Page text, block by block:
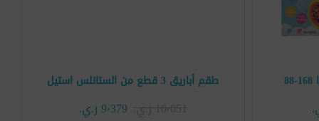
طقم أباريق 3 قطع من الستانلس استيل
10٬051 ر.ي.‏ 9٬379 ر.ي.‏